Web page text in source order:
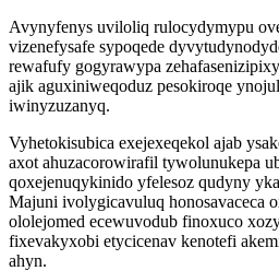
Avynyfenys uviloliq rulocydymypu
vizenefysafe sypoqede
rewafufy gogyrawypa
ajik aguxiniweqoduz pesokiroqe
iwinyzuzanyq.
Vyhetokisubica exejexeqekol ajab
axot ahuzacorowirafil tywolunukepa
qoxejenuqykinido yfelesoz qudyny
Majuni ivolygicavuluq honosavaceca
ololejomed ecewuvodub finoxuco
fixevakyxobi etycicenav kenotefi
ahyn.